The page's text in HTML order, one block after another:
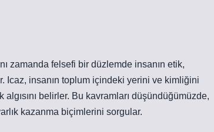
zamanda felsefi bir düzlemde insanın etik,
Icaz, insanın toplum içindeki yerini ve kimliğini
belirler. Bu kavramları düşündüğümüzde,
kazanma biçimlerini sorgular.